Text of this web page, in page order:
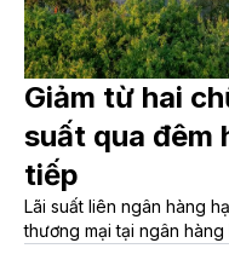
Giảm từ hai
suất qua đêm
tiếp
Lãi suất liên ngân hàng
thương mại tại ngân